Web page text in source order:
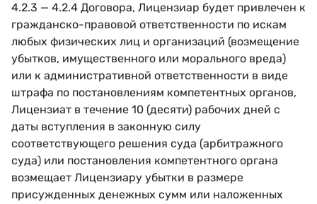
4.2.3 — 4.2.4 Договора, Лицензиар будет привлечен к
гражданско-правовой ответственности по искам
любых физических лиц и организаций (возмещение
убытков, имущественного или морального вреда)
или к административной ответственности в виде
штрафа по постановлениям компетентных органов,
Лицензиат в течение 10 (десяти) рабочих дней с
даты вступления в законную силу
соответствующего решения суда (арбитражного
суда) или постановления компетентного органа
возмещает Лицензиару убытки в размере
присужденных денежных сумм или наложенных